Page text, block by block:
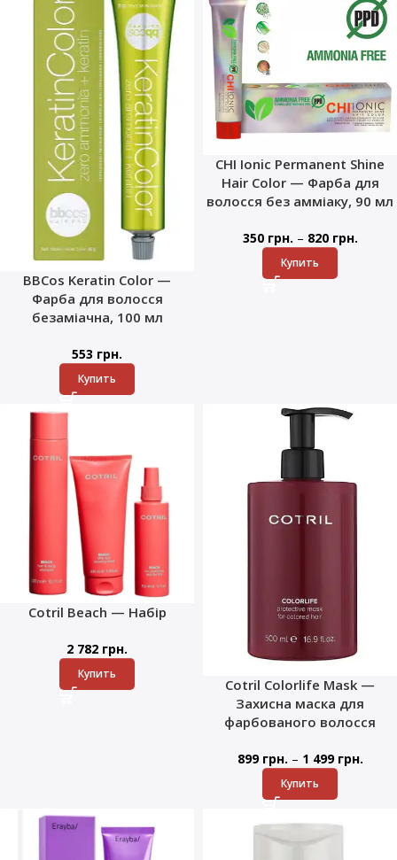
BBCos Keratin Color —
Фарба для волосся
безаміачна, 100 мл
553 грн.
Купить
CHI Ionic Permanent Shine
Hair Color — Фарба для
волосся без амміаку, 90 мл
350 грн. – 820 грн.
Купить
Cotril Beach — Набір
2 782 грн.
Купить
Cotril Colorlife Mask —
Захисна маска для
фарбованого волосся
899 грн. – 1 499 грн.
Купить